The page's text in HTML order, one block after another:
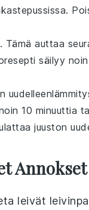
.
Tämä auttaa
säilyy
10 minuuttia
juuston
Annokset
leivät